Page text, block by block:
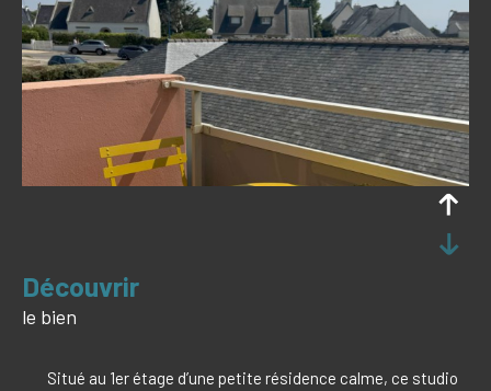
découvrir
le bien
Situé au 1er étage d’une petite résidence calme, ce studio